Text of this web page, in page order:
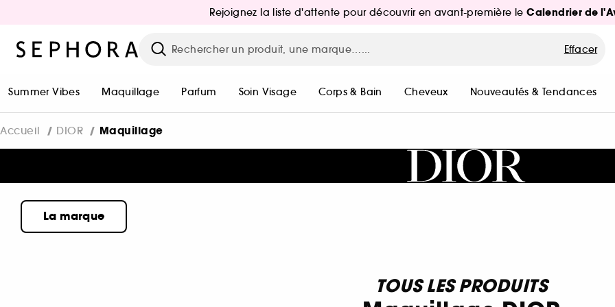
Rejoignez la liste d'attente pour découvrir en avant-première leCalendrier de
Effacer
Summer Vibes Maquillage Parfum Soin Visage Corps & Bain Cheveux Nouveautés & Tendances
Accueil DIOR Maquillage
La marque
TOUS LES PRODUITS